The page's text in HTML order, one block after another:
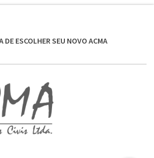
DE ESCOLHER SEU NOVO ACMA